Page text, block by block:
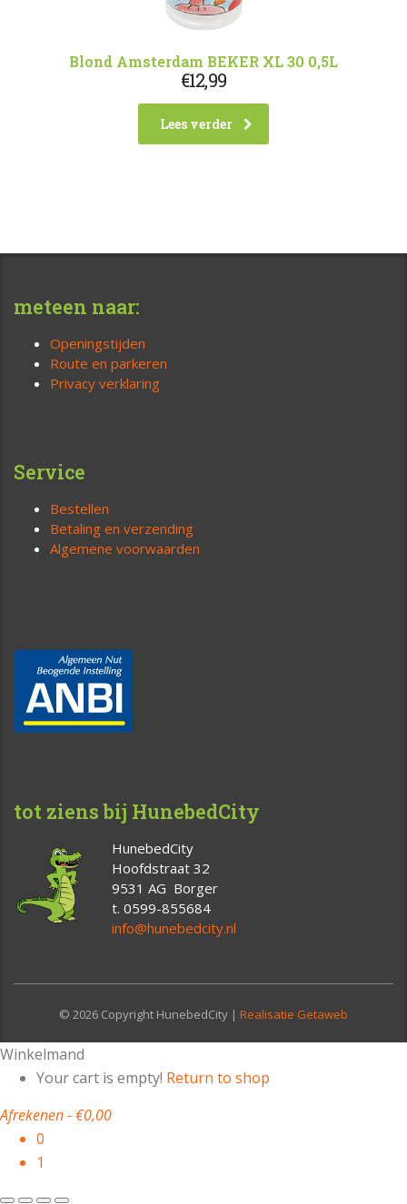
Blond Amsterdam BEKER XL 30 0,5L
€12,99
Lees verder
meteen naar:
Openingstijden
Route en parkeren
Privacy verklaring
Service
Bestellen
Betaling en verzending
Algemene voorwaarden
tot ziens bij HunebedCity
HunebedCity
Hoofdstraat 32
9531 AG Borger
t. 0599-855684
info@hunebedcity.nl
© 2026 Copyright HunebedCity | Realisatie Getaweb
Winkelmand
Your cart is empty! Return to shop
Afrekenen-€0,00
0
1